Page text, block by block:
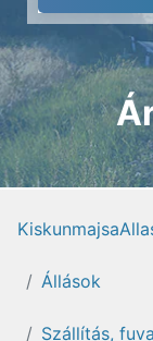
Állások
Szállítás,